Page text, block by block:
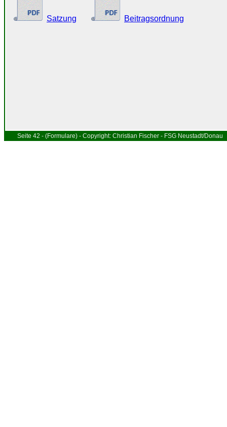
Satzung Beitragsordnung
Seite 42 - (Formulare) - Copyright: Christian Fischer - FSG Neustadt/Donau